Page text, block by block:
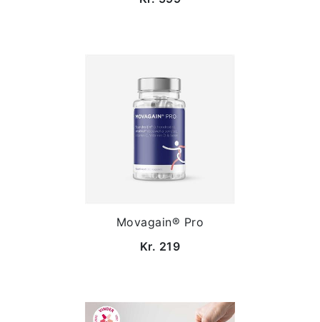
Movagain® Pro
Kr. 219